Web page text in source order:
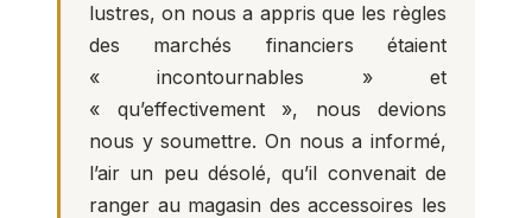
lustres, on nous a appris que les règles
des marchés financiers étaient
« incontournables » et
« qu’effectivement », nous devions
nous y soumettre. On nous a informé,
l’air un peu désolé, qu’il convenait de
ranger au magasin des accessoires les